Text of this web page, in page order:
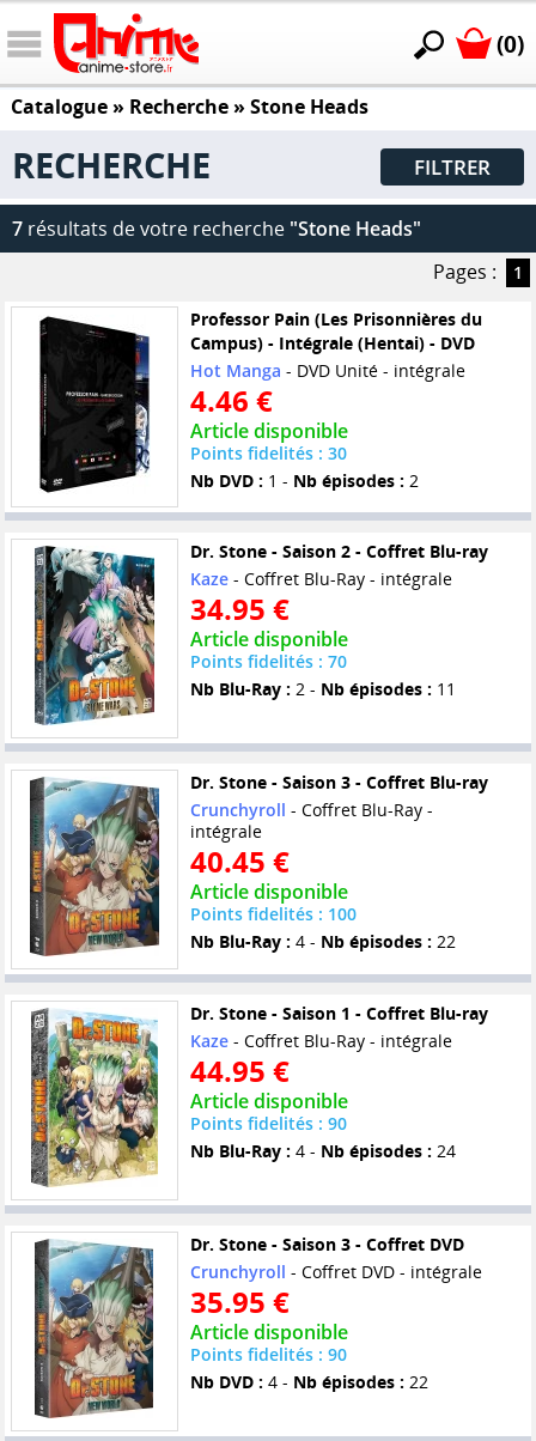
(0)
Catalogue» Recherche » Stone Heads
RECHERCHE FILTRER
7 résultats de votre recherche "Stone Heads"
Pages :
1
Professor Pain (Les Prisonnières du
Campus) - Intégrale (Hentai) - DVD
Hot Manga - DVD Unité - intégrale
4.46 €
Article disponible
Points fidelités : 30
Nb DVD : 1 - Nb épisodes : 2
Dr. Stone - Saison 2 - Coffret Blu-ray
Kaze- Coffret Blu-Ray - intégrale
34.95 €
Article disponible
Points fidelités : 70
Nb Blu-Ray : 2 - Nb épisodes : 11
Dr. Stone - Saison 3 - Coffret Blu-ray
Crunchyroll - Coffret Blu-Ray -
intégrale
40.45 €
Article disponible
Points fidelités : 100
Nb Blu-Ray : 4 - Nb épisodes : 22
Dr. Stone - Saison 1 - Coffret Blu-ray
Kaze- Coffret Blu-Ray - intégrale
44.95 €
Article disponible
Points fidelités : 90
Nb Blu-Ray : 4 - Nb épisodes : 24
Dr. Stone - Saison 3 - Coffret DVD
Crunchyroll - Coffret DVD - intégrale
35.95 €
Article disponible
Points fidelités : 90
Nb DVD : 4 - Nb épisodes : 22